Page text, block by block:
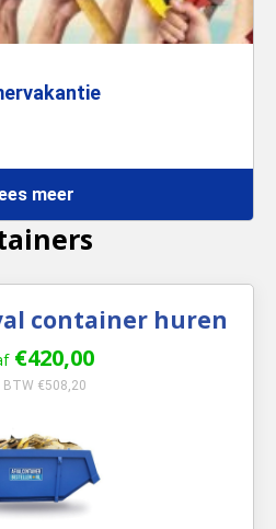
meer
container huren
€420,00
BTW €508,20